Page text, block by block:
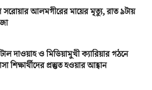
আলমগীরের মায়ের মৃত্যু, রাত ৯টায়
দাওয়াহ ও মিডিয়ামুখী ক্যারিয়ার গঠনে
শিক্ষার্থীদের প্রস্তুত হওয়ার আহ্বান